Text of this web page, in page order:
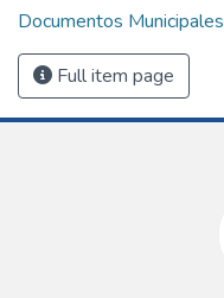
Documentos Municipales
Full item page